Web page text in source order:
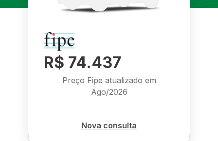
R$ 74.437
Preço Fipe atualizado em
Ago/2026
Nova consulta